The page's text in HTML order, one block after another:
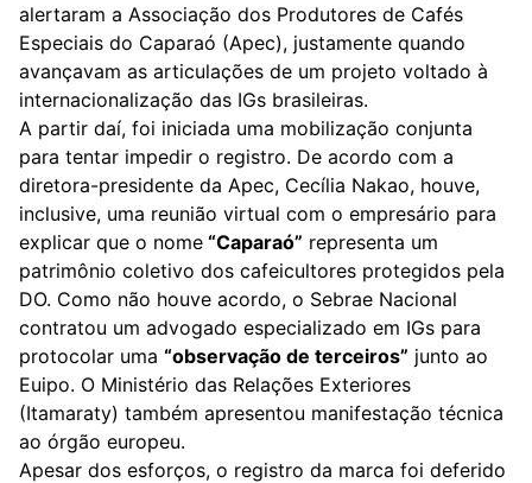
alertaram a Associação dos Produtores de Cafés
Especiais do Caparaó (Apec), justamente quando
avançavam as articulações de um projeto voltado à
internacionalização das IGs brasileiras.
A partir daí, foi iniciada uma mobilização conjunta
para tentar impedir o registro. De acordo com a
diretora-presidente da Apec, Cecília Nakao, houve,
inclusive, uma reunião virtual com o empresário para
explicar que o nome “Caparaó” representa um
patrimônio coletivo dos cafeicultores protegidos pela
DO. Como não houve acordo, o Sebrae Nacional
contratou um advogado especializado em IGs para
protocolar uma “observação de terceiros” junto ao
Euipo. O Ministério das Relações Exteriores
(Itamaraty) também apresentou manifestação técnica
ao órgão europeu.
Apesar dos esforços, o registro da marca foi deferido